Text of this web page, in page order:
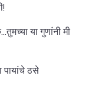
या गुणांनी मी
पायांचे ठसे